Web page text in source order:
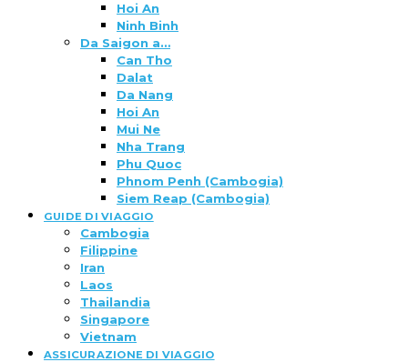
Hoi An
Ninh Binh
Da Saigon a…
Can Tho
Dalat
Da Nang
Hoi An
Mui Ne
Nha Trang
Phu Quoc
Phnom Penh (Cambogia)
Siem Reap (Cambogia)
GUIDE DI VIAGGIO
Cambogia
Filippine
Iran
Laos
Thailandia
Singapore
Vietnam
ASSICURAZIONE DI VIAGGIO